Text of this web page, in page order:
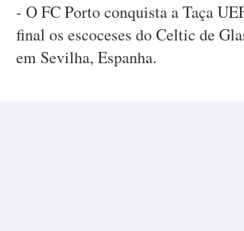
- O FC Porto conquista a Taça
final os escoceses do Celtic de
em Sevilha, Espanha.